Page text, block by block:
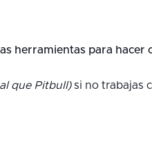
herramientas para hacer
que Pitbull)si no trabajas